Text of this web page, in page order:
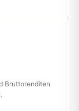
Bruttorenditen